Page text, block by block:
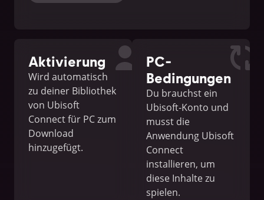
Aktivierung
Wird automatisch
zu deiner Bibliothek
von Ubisoft
Connect für PC zum
Download
hinzugefügt.
PC-
Bedingungen
Du brauchst ein
Ubisoft-Konto und
musst die
Anwendung Ubisoft
Connect
installieren, um
diese Inhalte zu
spielen.